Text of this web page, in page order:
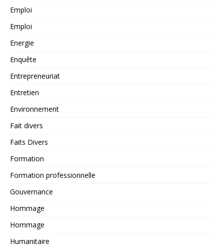
Emploi
Emploi
Energie
Enquête
Entrepreneuriat
Entretien
Environnement
Fait divers
Faits Divers
Formation
Formation professionnelle
Gouvernance
Hommage
Hommage
Humanitaire